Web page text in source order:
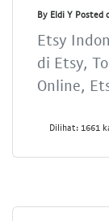
By Eldi Y Posted
Etsy
di Etsy,
Online,
Dilihat: 1661